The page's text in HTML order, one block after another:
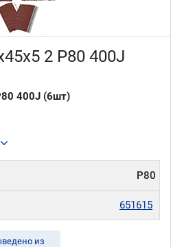
2 P80 400J
400J (6шт)
P80
651615
из